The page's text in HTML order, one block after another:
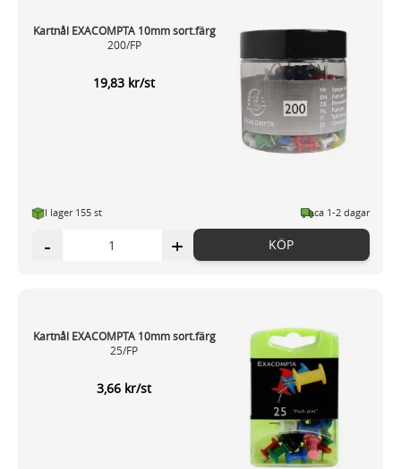
Kartnål EXACOMPTA 10mm sort.färg
200/FP
19,83 kr/st
I lager 155 st ca 1-2 dagar
- + KÖP
Kartnål EXACOMPTA 10mm sort.färg
25/FP
3,66 kr/st